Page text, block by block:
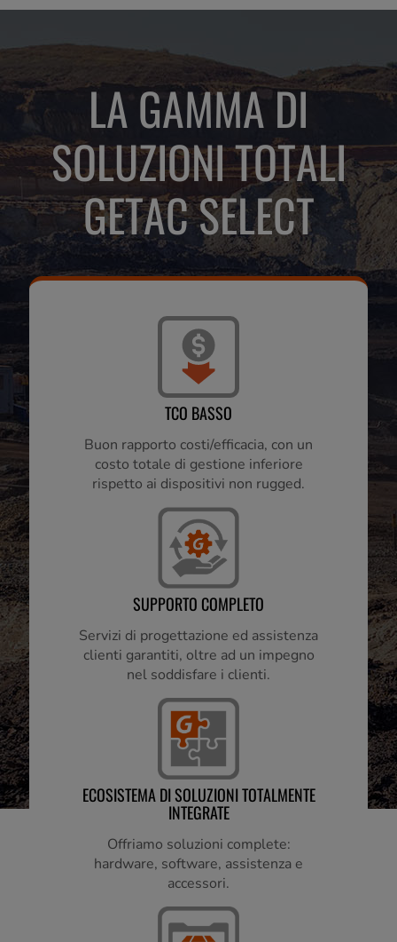
LA GAMMA DI
SOLUZIONI TOTALI
GETAC SELECT
TCO BASSO
Buon rapporto costi/efficacia, con un
costo totale di gestione inferiore
rispetto ai dispositivi non rugged.
SUPPORTO COMPLETO
Servizi di progettazione ed assistenza
clienti garantiti, oltre ad un impegno
nel soddisfare i clienti.
ECOSISTEMA DI SOLUZIONI TOTALMENTE
INTEGRATE
Offriamo soluzioni complete:
hardware, software, assistenza e
accessori.